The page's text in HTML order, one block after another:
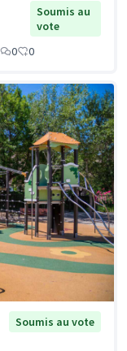
Soumis au
vote
0 0
Soumis au vote